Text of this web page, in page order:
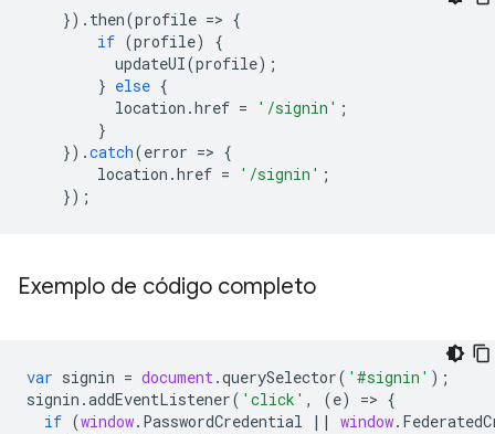
}). then(profile => {
if (profile)
{
updateUI(profile);
} else {
location .href = '/signin' ;
}
}).catch(error => {
location .href = '/signin' ;
});
Exemplo de código completo
var signin = document.querySelector( '#signin' );
signin .addEventListener( 'click' , (e) => {
if (window. PasswordCredential || window.